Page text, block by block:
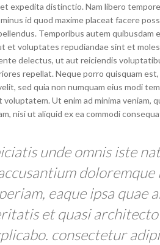
expedita distinctio. Nam libero
id quod maxime placeat facere
Temporibus autem
et voluptates repudiandae sint et
delectus, ut aut reiciendis
repellat. Neque porro quisquam
sed quia non numquam eius modi
voluptatem. Ut enim ad minima veniam,
nisi ut aliquid ex ea commodi
unde omnis iste
doloremque
eaque ipsa quae
et quasi
consectetur